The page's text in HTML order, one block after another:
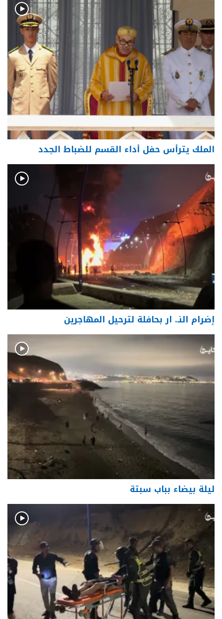
الملك يترأس حفل أداء القسم للضباط الجدد
إضرام النـ. ار بحافلة لترحيل المهاجرين
ليلة بيضاء بباب سبتة